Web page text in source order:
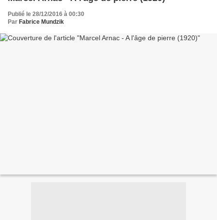
Publié le 28/12/2016 à 00:30
Par Fabrice Mundzik